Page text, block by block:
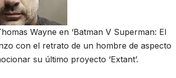
Wayne en ‘Batman V Superman: El
con el retrato de un hombre de aspecto
su último proyecto ‘Extant’.